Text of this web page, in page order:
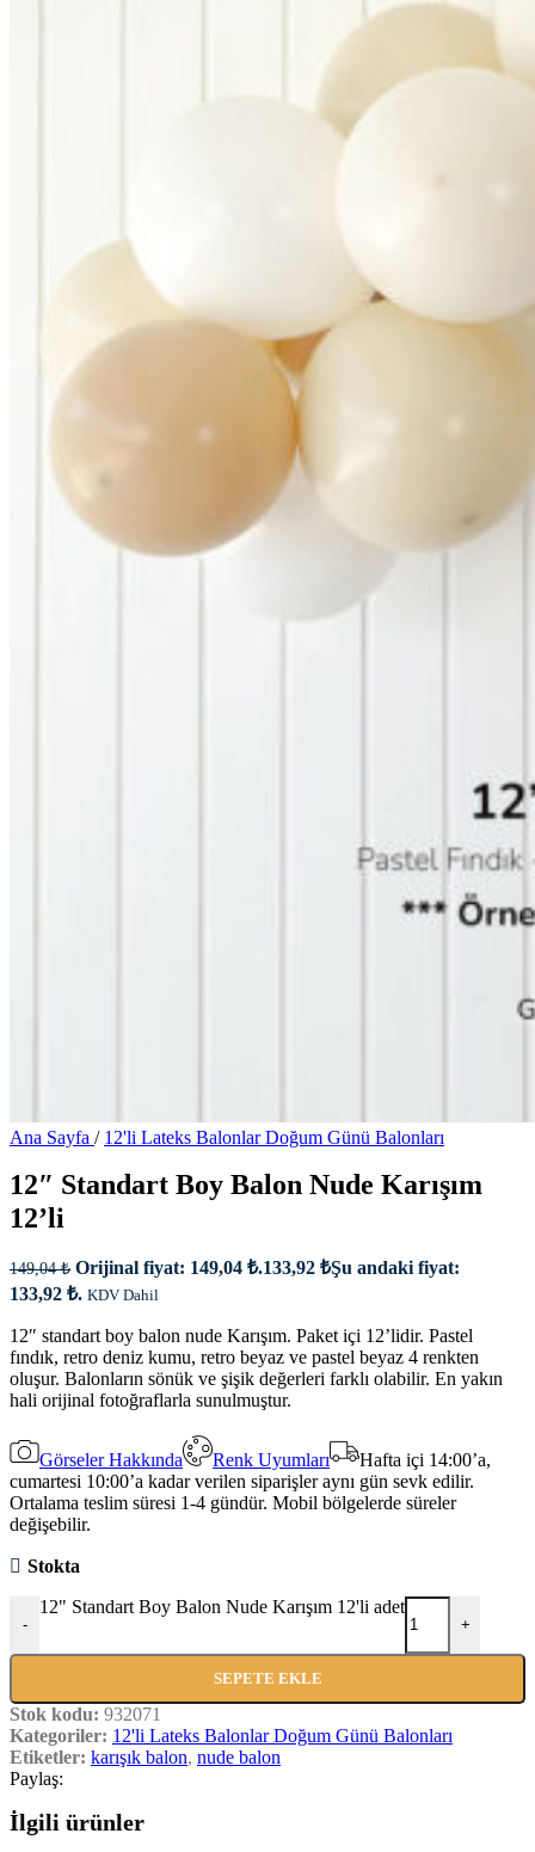
Ana Sayfa / 12'li Lateks Balonlar Doğum Günü Balonları
12″ Standart Boy Balon Nude Karışım
12’li
149,04₺ Orijinal fiyat: 149,04 ₺.133,92 ₺Şu andaki fiyat:
133,92 ₺. KDV Dahil
12″ standart boy balon nude Karışım. Paket içi 12’lidir. Pastel
fındık, retro deniz kumu, retro beyaz ve pastel beyaz 4 renkten
oluşur. Balonların sönük ve şişik değerleri farklı olabilir. En yakın
hali orijinal fotoğraflarla sunulmuştur.
Görseler Hakkında Renk Uyumları
Hafta içi 14:00’a,
cumartesi 10:00’a kadar verilen siparişler aynı gün sevk edilir.
Ortalama teslim süresi 1-4 gündür. Mobil bölgelerde süreler
değişebilir.
Stokta
-
12" Standart Boy Balon Nude Karışım 12'li adet
+
SEPETE EKLE
Stok kodu: 932071
Kategoriler: 12'li Lateks Balonlar Doğum Günü Balonları
Etiketler: karışık balon, nude balon
Paylaş:
İlgili ürünler